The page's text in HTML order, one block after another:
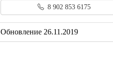
8 902 853 6175
Обновление 26.11.2019